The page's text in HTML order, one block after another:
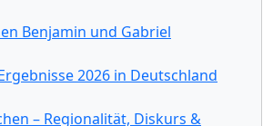
Benjamin und Gabriel
2026 in Deutschland
– Regionalität, Diskurs &